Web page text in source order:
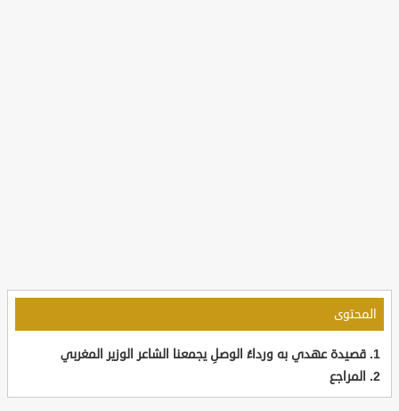
المحتوى
قصيدة عهدي به ورداءُ الوصلِ يجمعنا الشاعر الوزير المغربي
المراجع